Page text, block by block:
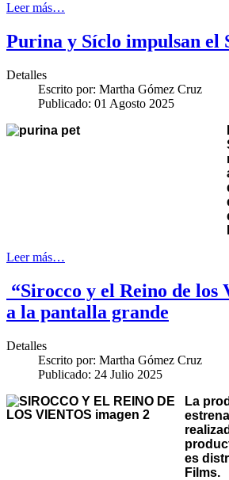
Leer más…
Purina y Síclo impulsan el
Detalles
Escrito por: Martha Gómez Cruz
Publicado: 01 Agosto 2025
Leer más…
“Sirocco y el Reino de los
a la pantalla grande
Detalles
Escrito por: Martha Gómez Cruz
Publicado: 24 Julio 2025
La
es
Films.